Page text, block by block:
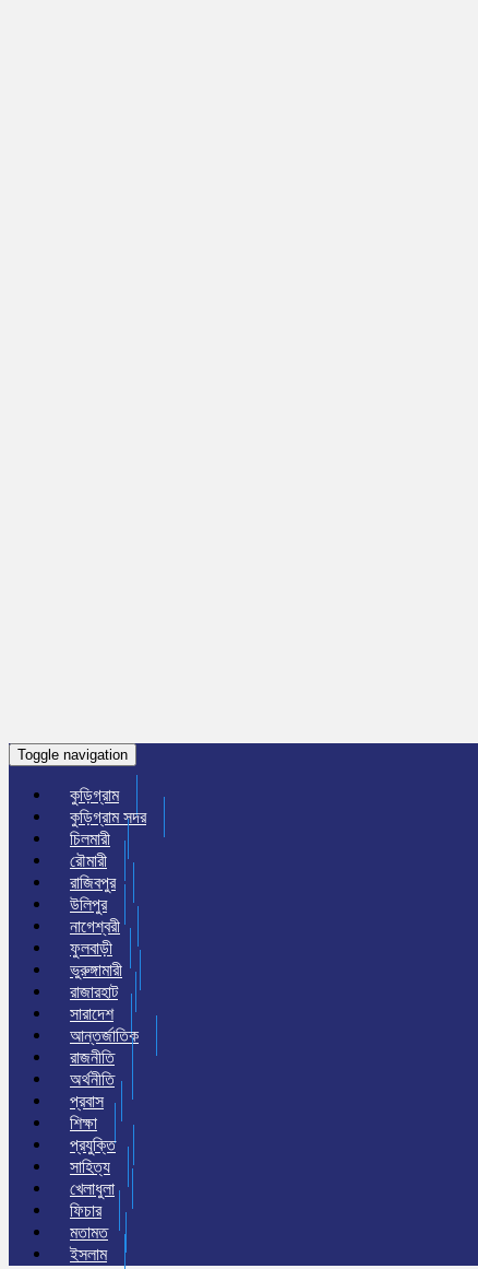
Toggle navigation
কুড়িগ্রাম
কুড়িগ্রাম সদর
চিলমারী
রৌমারী
রাজিবপুর
উলিপুর
নাগেশ্বরী
ফুলবাড়ী
ভুরুঙ্গামারী
রাজারহাট
সারাদেশ
আন্তর্জাতিক
রাজনীতি
অর্থনীতি
প্রবাস
শিক্ষা
প্রযুক্তি
সাহিত্য
খেলাধুলা
ফিচার
মতামত
ইসলাম